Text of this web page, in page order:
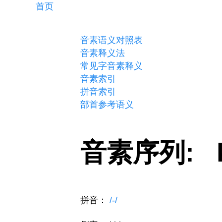
首页
音素语义对照表
音素释义法
常见字音素释义
音素索引
拼音索引
部首参考语义
音素序列:
拼音： /-/